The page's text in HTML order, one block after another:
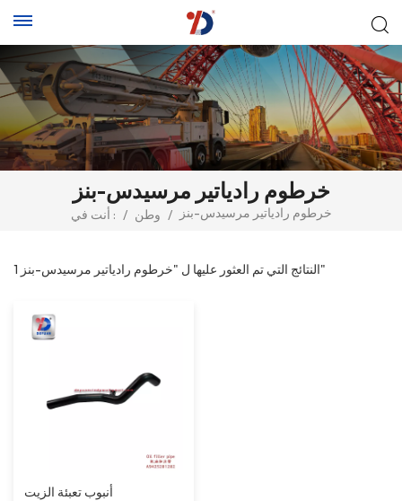
خرطوم رادياتير مرسيدس-بنز
أنت في : / وطن / خرطوم رادياتير مرسيدس-بنز
1 النتائج التي تم العثور عليها ل "خرطوم رادياتير مرسيدس-بنز"
أنبوب تعبئة الزيت